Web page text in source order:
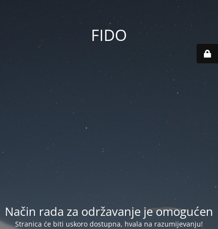
FIDO
Način rada za održavanje je omogućen
Stranica će biti uskoro dostupna, hvala na razumijevanju!